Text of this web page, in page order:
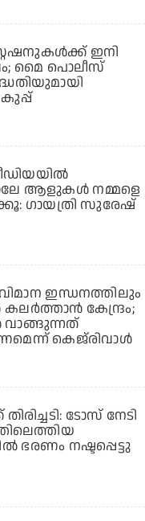
ഇനി
മൈ പൊലീസ്
ആളുകൾ നമ്മളെ
ഗായത്രി സുരേഷ്
ഇന്ധനത്തിലും
കേന്ദ്രം;
കെജ്‌രിവാള്‍
ടോസ് നേടി
ഭരണം നഷ്ടപ്പെട്ടു